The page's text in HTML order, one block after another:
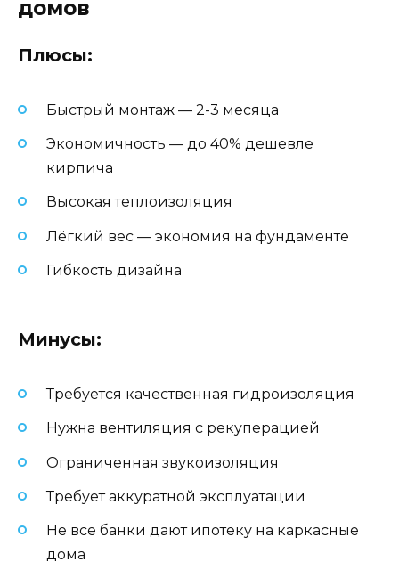
домов
Плюсы:
Быстрый монтаж — 2-3 месяца
Экономичность — до 40% дешевле
кирпича
Высокая теплоизоляция
Лёгкий вес — экономия на фундаменте
Гибкость дизайна
Минусы:
Требуется качественная гидроизоляция
Нужна вентиляция с рекуперацией
Ограниченная звукоизоляция
Требует аккуратной эксплуатации
Не все банки дают ипотеку на каркасные
дома